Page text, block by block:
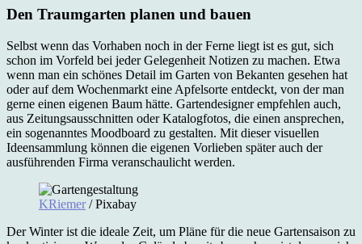
Den Traumgarten planen und bauen
Selbst wenn das Vorhaben noch in der Ferne liegt ist es gut, sich
schon im Vorfeld bei jeder Gelegenheit Notizen zu machen. Etwa
wenn man ein schönes Detail im Garten von Bekanten gesehen hat
oder auf dem Wochenmarkt eine Apfelsorte entdeckt, von der man
gerne einen eigenen Baum hätte. Gartendesigner empfehlen auch,
aus Zeitungsausschnitten oder Katalogfotos, die einen ansprechen,
ein sogenanntes Moodboard zu gestalten. Mit dieser visuellen
Ideensammlung können die eigenen Vorlieben später auch der
ausführenden Firma veranschaulicht werden.
KRiemer / Pixabay
Der Winter ist die ideale Zeit, um Pläne für die neue Gartensaison zu